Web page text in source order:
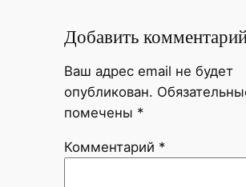
Добавить
Ваш адрес email не будет
опубликован.
помечены *
Комментарий *